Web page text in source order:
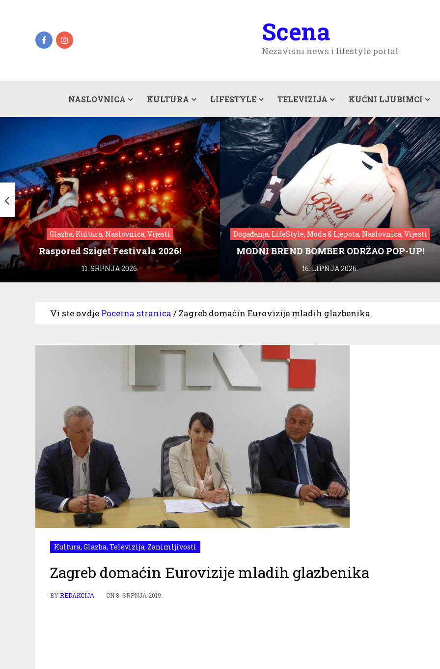
Scena
Nezavisni news i lifestyle portal
NASLOVNICA KULTURA LIFESTYLE TELEVIZIJA KUĆNI LJUBIMCI
Glazba, Kultura, Naslovnica, Vijesti
Raspored Sziget Festivala 2026!
11. SRPNJA 2026.
Događanja, LifeStyle, Moda & Ljepota, Naslovnica, Vijesti
MODNI BREND BOMBER ODRŽAO POP-UP!
16. LIPNJA 2026.
Vi ste ovdje Pocetna stranica / Zagreb domaćin Eurovizije mladih glazbenika
Kultura, Glazba, Televizija, Zanimljivosti
Zagreb domaćin Eurovizije mladih glazbenika
BYREDAKCIJA ON 8. SRPNJA 2019.